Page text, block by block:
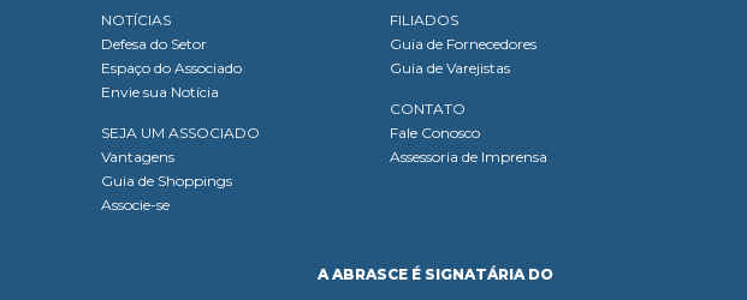
NOTÍCIAS
Defesa do Setor
Espaço do Associado
Envie sua Notícia
SEJA UM ASSOCIADO
Vantagens
Guia de Shoppings
Associe-se
FILIADOS
Guia de Fornecedores
Guia de Varejistas
CONTATO
Fale Conosco
Assessoria de Imprensa
A ABRASCE É SIGNATÁRIA DO